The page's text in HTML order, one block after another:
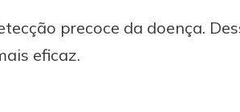
precoce da doença.
eficaz.